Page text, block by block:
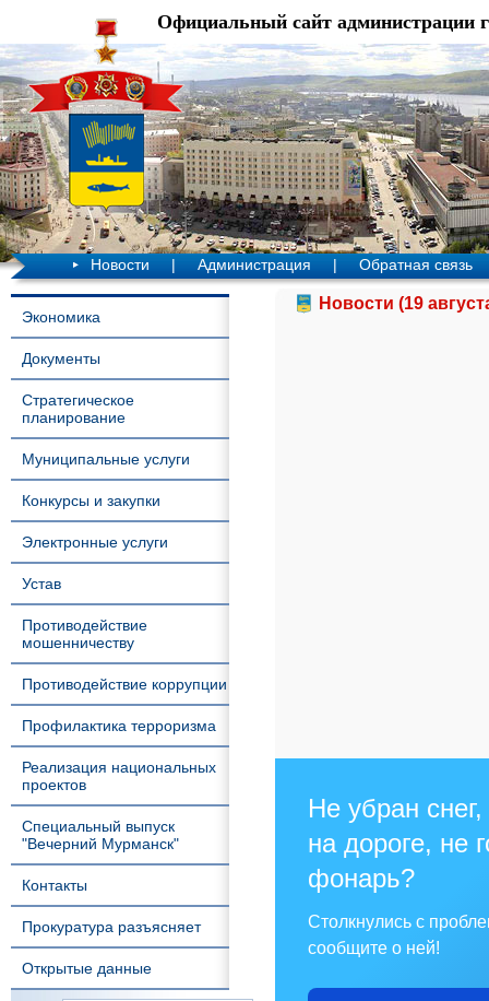
Официальный сайт администрации
Новости | Администрация | Обратная связь
Экономика
Документы
Стратегическое
планирование
Муниципальные услуги
Конкурсы и закупки
Электронные услуги
Устав
Противодействие
мошенничеству
Противодействие коррупции
Профилактика терроризма
Реализация национальных
проектов
Специальный выпуск
"Вечерний Мурманск"
Контакты
Прокуратура разъясняет
Открытые данные
Новости (19
Не убран
на дороге, не
фонарь?
Столкнулись с
сообщите о ней!